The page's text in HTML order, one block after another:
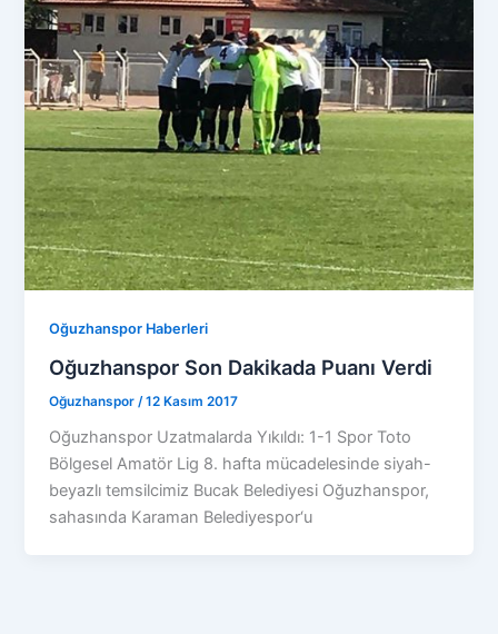
Oğuzhanspor Haberleri
Oğuzhanspor Son Dakikada Puanı Verdi
Oğuzhanspor /12 Kasım 2017
Oğuzhanspor Uzatmalarda Yıkıldı: 1-1 Spor Toto
Bölgesel Amatör Lig 8. hafta mücadelesinde siyah-
beyazlı temsilcimiz Bucak Belediyesi Oğuzhanspor,
sahasında Karaman Belediyespor‘u